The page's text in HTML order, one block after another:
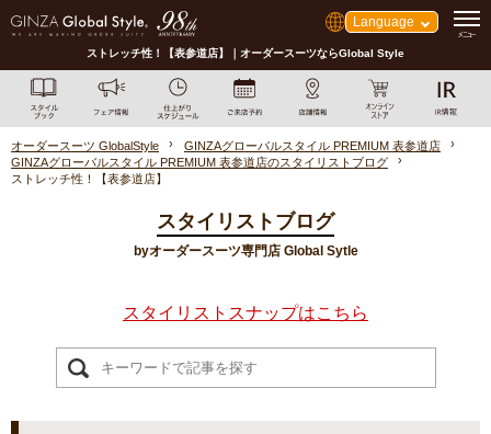
Language
ストレッチ性！【表参道店】｜オーダースーツならGlobal Style
オーダースーツ GlobalStyle
GINZAグローバルスタイル PREMIUM 表参道店
GINZAグローバルスタイル PREMIUM 表参道店のスタイリストブログ
ストレッチ性！【表参道店】
スタイリストブログ
byオーダースーツ専門店 Global Sytle
スタイリストスナップはこちら